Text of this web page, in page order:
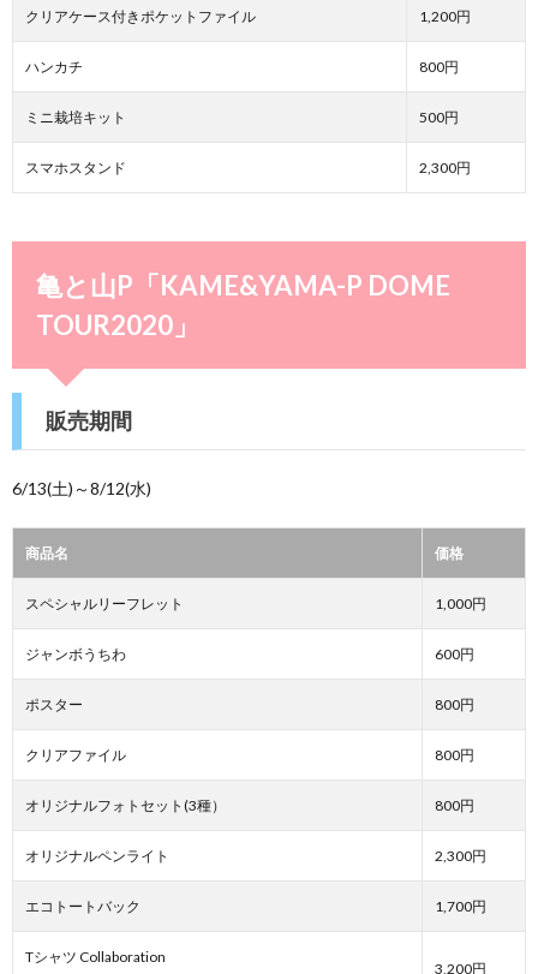
クリアケース付きポケットファイル 1,200円
ハンカチ 800円
ミニ栽培キット 500円
スマホスタンド 2,300円
亀と山P「KAME&YAMA-P DOME
TOUR2020」
販売期間
6/13(土)～8/12(水)
商品名 価格
スペシャルリーフレット 1,000円
ジャンボうちわ 600円
ポスター 800円
クリアファイル 800円
オリジナルフォトセット(3種） 800円
オリジナルペンライト 2,300円
エコトートバック 1,700円
Tシャツ Collaboration
3,200円